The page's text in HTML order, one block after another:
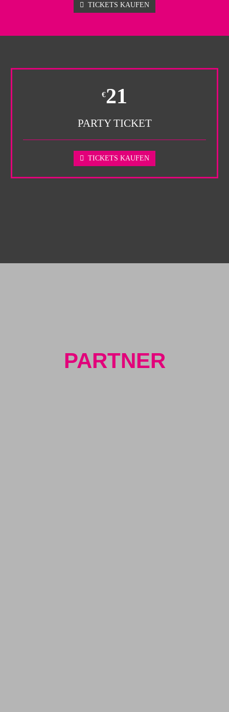
TICKETS KAUFEN
€21
PARTY TICKET
TICKETS KAUFEN
PARTNER